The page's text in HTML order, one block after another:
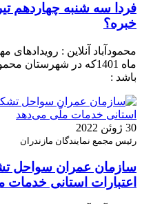
خبره؟
محمودآباد آنلاین :
ماه 1401که در شهرستان
باشد :
30 ژوئن 2022
رئیس مجمع نمایندگان مازندران
سازمان عمران سواحل
اعتبارات استانی